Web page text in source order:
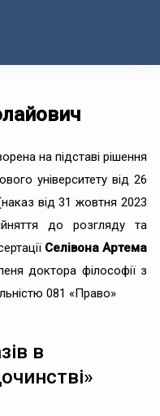
на підставі рішення
університету від 26
від 31 жовтня 2023
до розгляду та
Селівона Артема
доктора філософії з
081 «Право»
в